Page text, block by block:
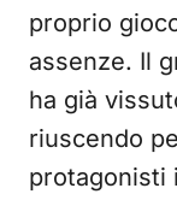
proprio
assenze. Il
ha già
riuscendo
protagonisti